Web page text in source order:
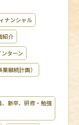
ナンシャル
紹介
ターン
継続計画）
新卒、研修・勉強